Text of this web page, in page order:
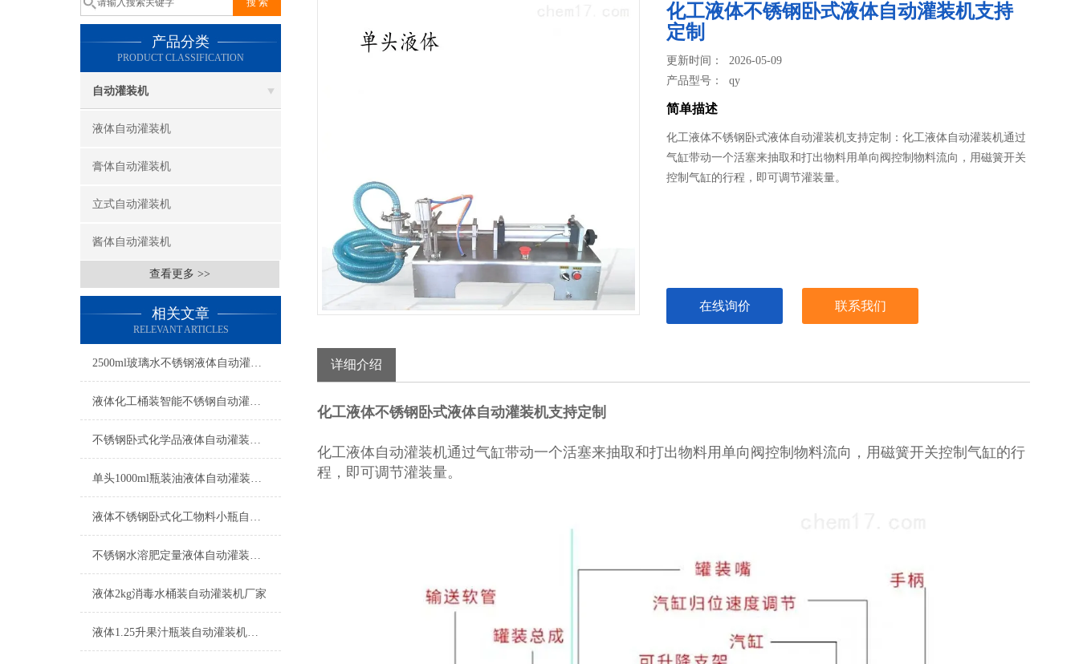
产品分类
PRODUCT CLASSIFICATION
自动灌装机
液体自动灌装机
膏体自动灌装机
立式自动灌装机
酱体自动灌装机
查看更多 >>
相关文章
RELEVANT ARTICLES
2500ml玻璃水不锈钢液体自动灌装机操作简单
液体化工桶装智能不锈钢自动灌装机操作简单
不锈钢卧式化学品液体自动灌装机操作简单
单头1000ml瓶装油液体自动灌装机参数
液体不锈钢卧式化工物料小瓶自动灌装机参数
不锈钢水溶肥定量液体自动灌装机生产厂家
液体2kg消毒水桶装自动灌装机厂家
液体1.25升果汁瓶装自动灌装机功能介绍
化工液体不锈钢卧式液体自动灌装机支持
定制
更新时间： 2026-05-09
产品型号：qy
简单描述
化工液体不锈钢卧式液体自动灌装机支持定制：化工液体自动灌装机​通过
气缸带动一个活塞来抽取和打出物料用单向阀控制物料流向，用磁簧开关
控制气缸的行程，即可调节灌装量。
在线询价 联系我们
详细介绍
化工液体不锈钢卧式液体自动灌装机支持定制
化工液体自动灌装机通过气缸带动一个活塞来抽取和打出物料用单向阀控制物料流向，用磁簧开关控制气缸的行
程，即可调节灌装量。